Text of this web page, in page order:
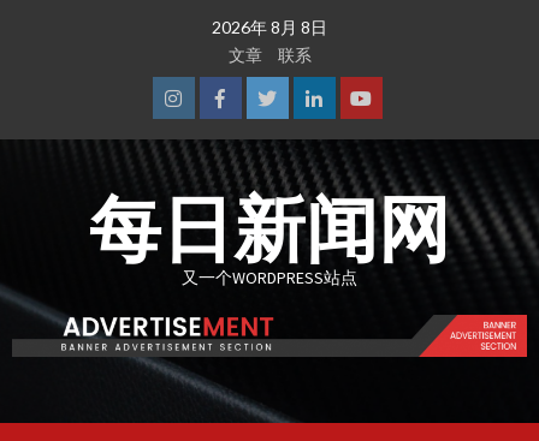
2026年 8月 8日
文章
联系
InstagramFacebook
TwitterLinkedinYoutube
每日新闻网
又一个WORDPRESS站点